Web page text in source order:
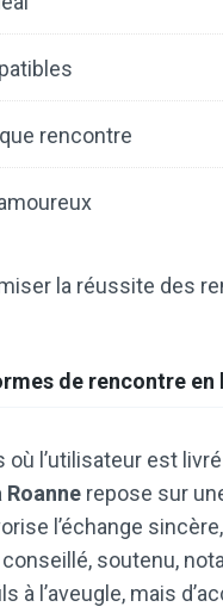
rencontre
la réussite des
de rencontre en
l’utilisateur est
repose sur
l’échange
soutenu,
à l’aveugle, mais